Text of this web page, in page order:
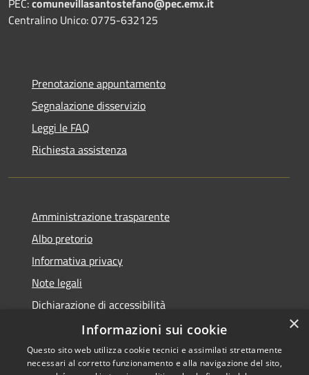
Centralino Unico: 0775-632125
Prenotazione appuntamento
Segnalazione disservizio
Leggi le FAQ
Richiesta assistenza
Amministrazione trasparente
Albo pretorio
Informativa privacy
Note legali
Dichiarazione di accessibilità
Meccanismo di Feedback
×
Informazioni sui cookie
Questo sito web utilizza cookie tecnici e assimilati strettamente
necessari al corretto funzionamento e alla navigazione del sito,